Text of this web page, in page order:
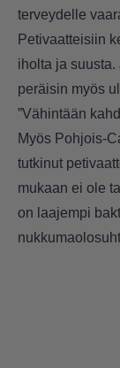
terveydelle
Petivaatteisiin
iholta ja
peräisin myös
”Vähintään
Myös Pohjois-
tutkinut
mukaan ei ole
on laajempi